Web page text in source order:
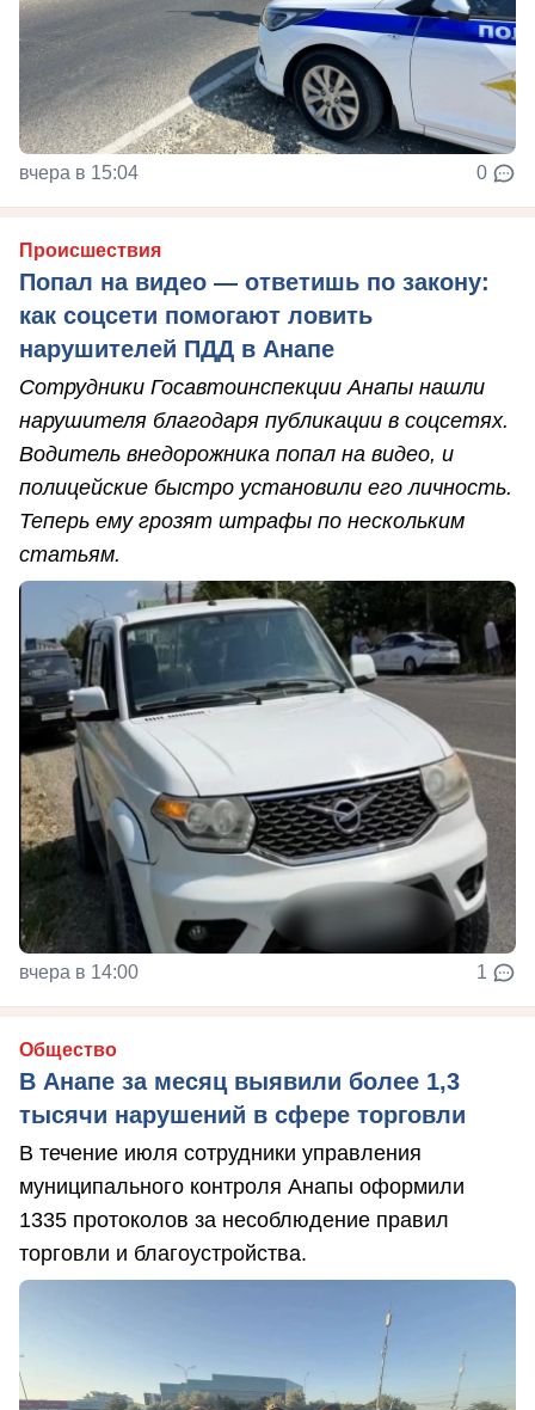
вчера в 15:04 0
Происшествия
Попал на видео — ответишь по закону:
как соцсети помогают ловить
нарушителей ПДД в Анапе
Сотрудники Госавтоинспекции Анапы нашли
нарушителя благодаря публикации в соцсетях.
Водитель внедорожника попал на видео, и
полицейские быстро установили его личность.
Теперь ему грозят штрафы по нескольким
статьям.
вчера в 14:00 1
Общество
В Анапе за месяц выявили более 1,3
тысячи нарушений в сфере торговли
В течение июля сотрудники управления
муниципального контроля Анапы оформили
1335 протоколов за несоблюдение правил
торговли и благоустройства.